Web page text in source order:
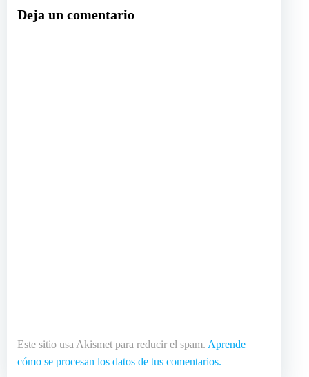
entradas
Deja un comentario
Este sitio usa Akismet para reducir el spam. Aprende
cómo se procesan los datos de tus comentarios.